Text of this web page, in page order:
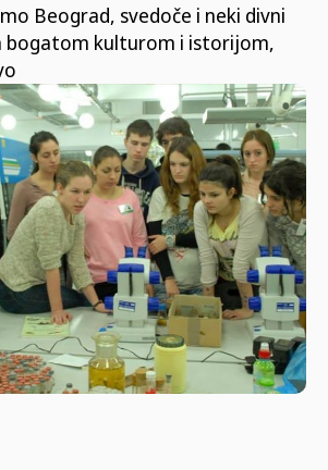
Beograd, svedoče i neki divni
bogatom kulturom i istorijom,